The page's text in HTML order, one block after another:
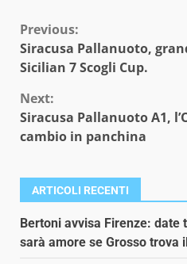
Continue
Reading
Previous:
Siracusa Pallanuoto,
Sicilian 7 Scogli Cup.
Next:
Siracusa Pallanuoto A1,
cambio in panchina
ARTICOLI RECENTI
Bertoni avvisa Firenze: date
sarà amore se Grosso trova